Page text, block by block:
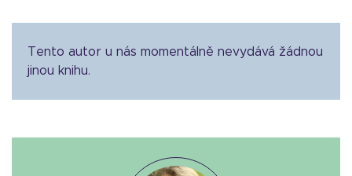
Tento autor u nás momentálně nevydává žádnou
jinou knihu.